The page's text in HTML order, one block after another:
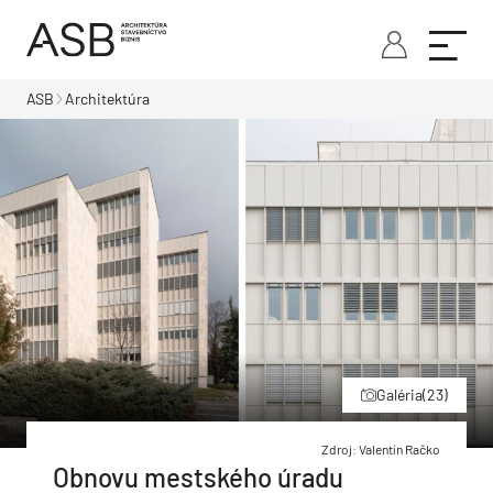
ASB Architektúra
Galéria(23)
Zdroj: Valentín Račko
Obnovu mestského úradu